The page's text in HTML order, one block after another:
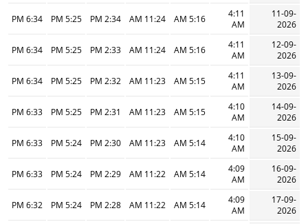
11-09-
2026
4:11
AM
5:16 AM
11:24 AM
2:34 PM
5:25 PM
6:34 PM
12-09-
2026
4:11
AM
5:16 AM
11:24 AM
2:33 PM
5:25 PM
6:34 PM
13-09-
2026
4:11
AM
5:15 AM
11:23 AM
2:32 PM
5:25 PM
6:34 PM
14-09-
2026
4:10
AM
5:15 AM
11:23 AM
2:31 PM
5:25 PM
6:33 PM
15-09-
2026
4:10
AM
5:14 AM
11:23 AM
2:30 PM
5:24 PM
6:33 PM
16-09-
2026
4:09
AM
5:14 AM
11:22 AM
2:29 PM
5:24 PM
6:33 PM
17-09-
2026
4:09
AM
5:14 AM
11:22 AM
2:28 PM
5:24 PM
6:32 PM